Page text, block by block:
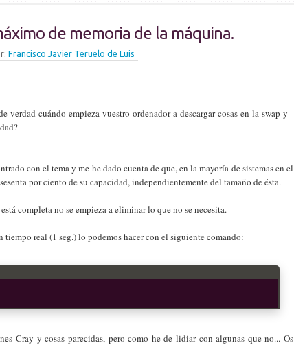
de memoria de la máquina.
Francisco Javier Teruelo de Luis
verdad cuándo empieza vuestro ordenador a descargar cosas en la swap y -
con el tema y me he dado cuenta de que, en la mayoría de sistemas en el
por ciento de su capacidad, independientemente del tamaño de ésta.
completa no se empieza a eliminar lo que no se necesita.
tiempo real (1 seg.) lo podemos hacer con el siguiente comando:
Cray y cosas parecidas, pero como he de lidiar con algunas que no... Os